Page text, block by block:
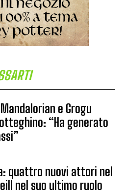
e Grogu
“Ha generato
quattro nuovi attori nel
nel suo ultimo ruolo